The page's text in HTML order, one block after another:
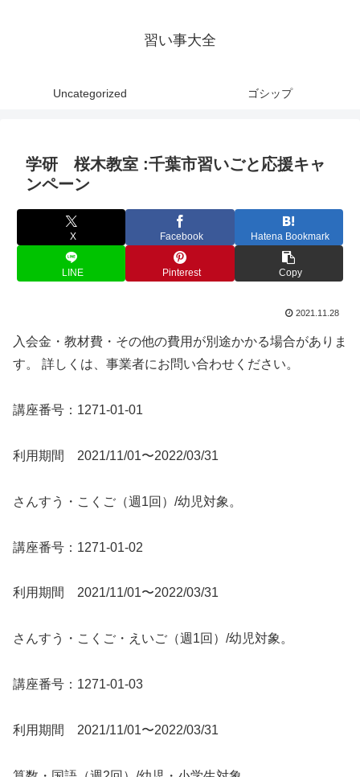
習い事大全
Uncategorized ゴシップ
学研 桜木教室 :千葉市習いごと応援キャ
ンペーン
X Facebook Hatena Bookmark
LINE Pinterest Copy
2021.11.28
入会金・教材費・その他の費用が別途かかる場合がありま
す。 詳しくは、事業者にお問い合わせください。
講座番号：1271-01-01
利用期間 2021/11/01〜2022/03/31
さんすう・こくご（週1回）/幼児対象。
講座番号：1271-01-02
利用期間 2021/11/01〜2022/03/31
さんすう・こくご・えいご（週1回）/幼児対象。
講座番号：1271-01-03
利用期間 2021/11/01〜2022/03/31